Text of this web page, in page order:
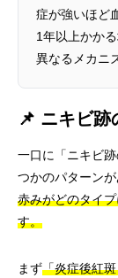
症が強いほど
1年以上かか
異なるメカニ
📌 ニキビ跡
一口に「ニキビ
つかのパターン
赤みがどのタイ
す。
まず「炎症後紅